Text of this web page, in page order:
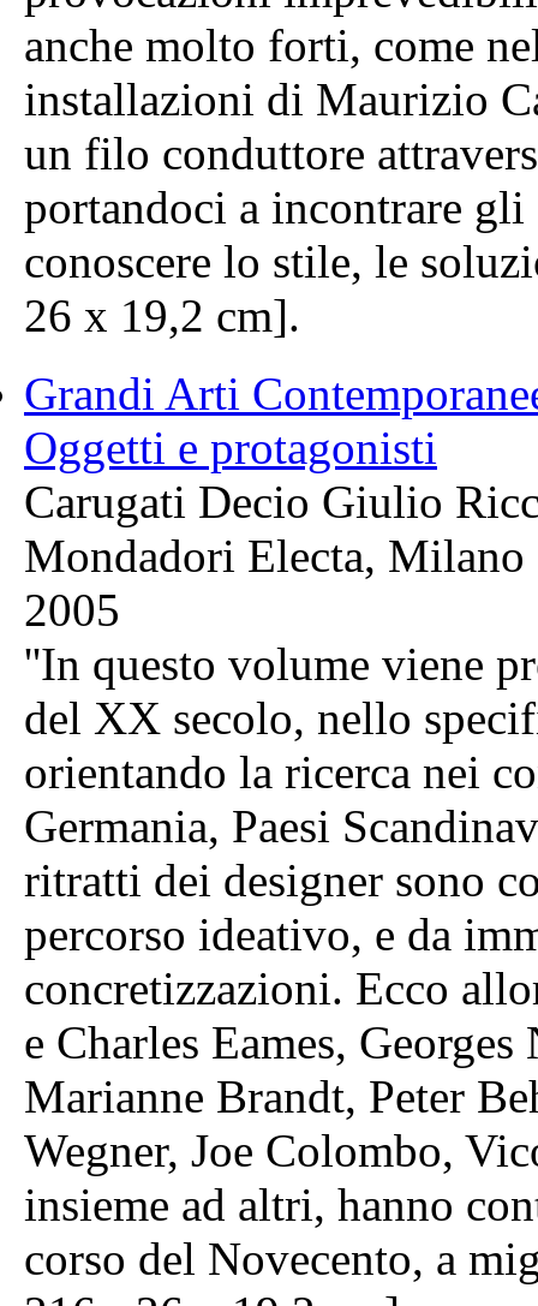
anche molto forti, come
installazioni di Maurizio
un filo conduttore
portandoci a incontrare
conoscere lo stile, le
26 x 19,2 cm].
Grandi Arti
Oggetti e protagonisti
Carugati Decio Giulio
Mondadori Electa, Milano
2005
''In questo volume viene
del XX secolo, nello
orientando la ricerca nei
Germania, Paesi
ritratti dei designer sono
percorso ideativo, e da
concretizzazioni. Ecco
e Charles Eames,
Marianne Brandt, Peter
Wegner, Joe Colombo,
insieme ad altri, hanno
corso del Novecento, a